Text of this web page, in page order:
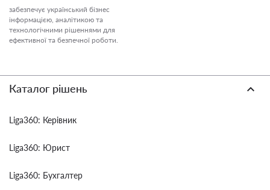
забезпечує український бізнес
інформацією, аналітикою та
технологічними рішеннями для
ефективної та безпечної роботи.
Каталог рішень
Liga360: Керівник
Liga360: Юрист
Liga360: Бухгалтер